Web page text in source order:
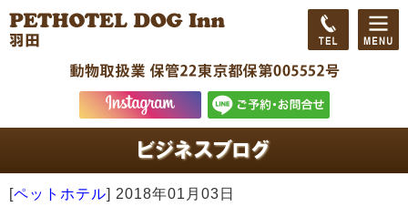
[ペットホテル] 2018年01月03日